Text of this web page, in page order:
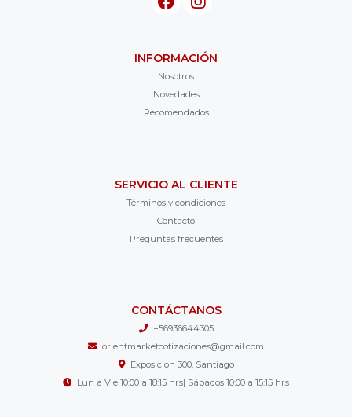
INFORMACIÓN
Nosotros
Novedades
Recomendados
SERVICIO AL CLIENTE
Términos y condiciones
Contacto
Preguntas frecuentes
CONTÁCTANOS
+56936644305
orientmarketcotizaciones@gmail.com
Exposicion 300, Santiago
Lun a Vie 10:00 a 18:15 hrs| Sábados 10:00 a 15:15 hrs